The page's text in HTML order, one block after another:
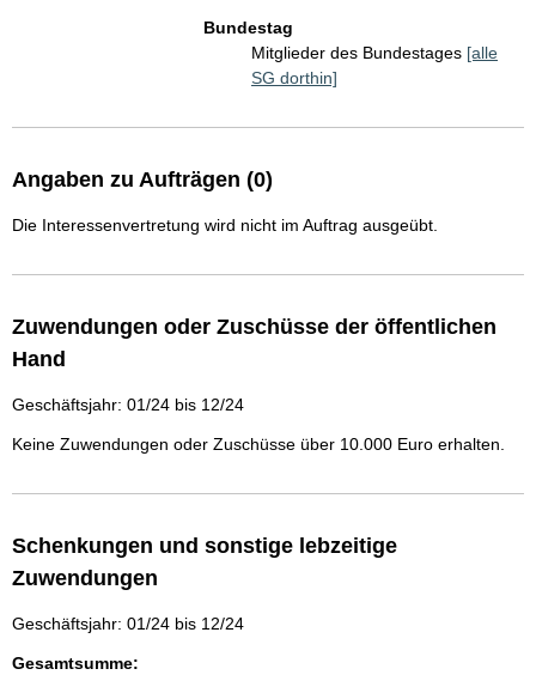
Bundestag
Mitglieder des Bundestages [alle
SG dorthin]
Angaben zu Aufträgen (0)
Die Interessenvertretung wird nicht im Auftrag ausgeübt.
Zuwendungen oder Zuschüsse der öffentlichen
Hand
Geschäftsjahr: 01/24 bis 12/24
Keine Zuwendungen oder Zuschüsse über 10.000 Euro erhalten.
Schenkungen und sonstige lebzeitige
Zuwendungen
Geschäftsjahr: 01/24 bis 12/24
Gesamtsumme: